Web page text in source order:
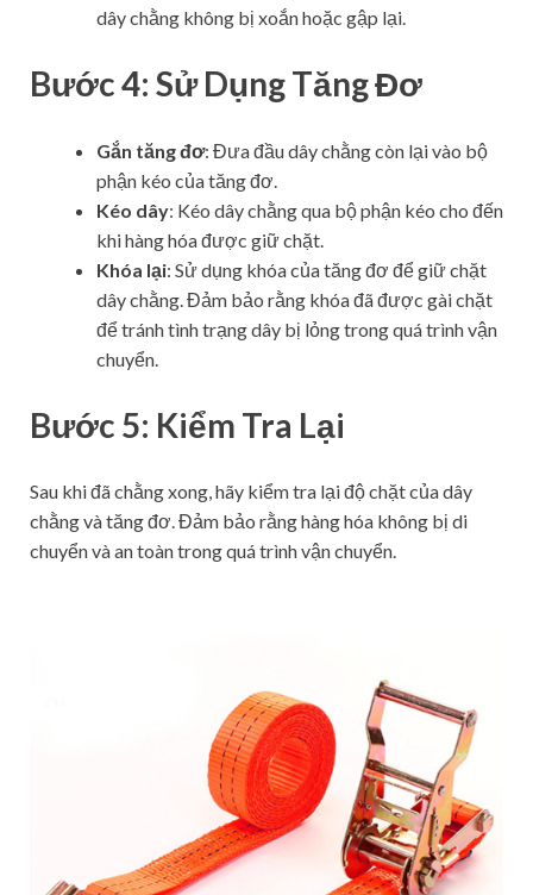
dây chằng không bị xoắn hoặc gập lại.
Bước 4: Sử Dụng Tăng Đơ
Gắn tăng đơ: Đưa đầu dây chằng còn lại vào bộ
phận kéo của tăng đơ.
Kéo dây: Kéo dây chằng qua bộ phận kéo cho đến
khi hàng hóa được giữ chặt.
Khóa lại: Sử dụng khóa của tăng đơ để giữ chặt
dây chằng. Đảm bảo rằng khóa đã được gài chặt
để tránh tình trạng dây bị lỏng trong quá trình vận
chuyển.
Bước 5: Kiểm Tra Lại
Sau khi đã chằng xong, hãy kiểm tra lại độ chặt của dây
chằng và tăng đơ. Đảm bảo rằng hàng hóa không bị di
chuyển và an toàn trong quá trình vận chuyển.